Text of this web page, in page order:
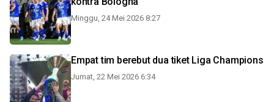
Minggu, 24 Mei 2026 8:27
Empat tim berebut dua tiket Liga Champions
Jumat, 22 Mei 2026 6:34